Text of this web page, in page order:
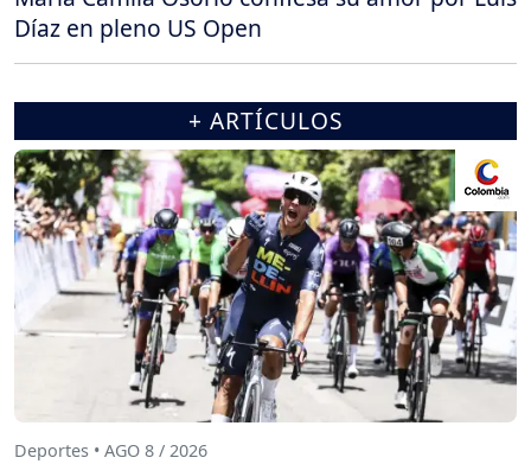
Díaz en pleno US Open
+ ARTÍCULOS
Deportes • AGO 8 / 2026